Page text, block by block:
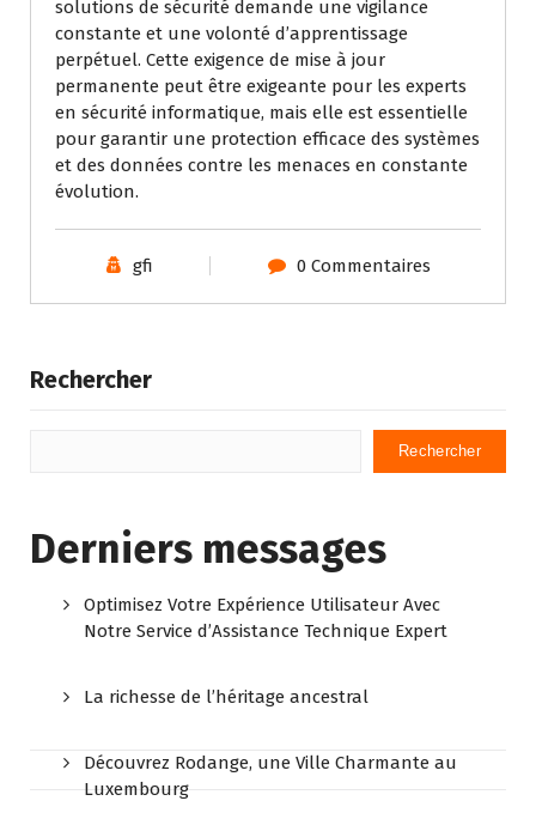
solutions de sécurité demande une vigilance
constante et une volonté d’apprentissage
perpétuel. Cette exigence de mise à jour
permanente peut être exigeante pour les experts
en sécurité informatique, mais elle est essentielle
pour garantir une protection efficace des systèmes
et des données contre les menaces en constante
évolution.
gfi 0 Commentaires
Rechercher
Rechercher
Derniers messages
Optimisez Votre Expérience Utilisateur Avec
Notre Service d’Assistance Technique Expert
La richesse de l’héritage ancestral
Découvrez Rodange, une Ville Charmante au
Luxembourg